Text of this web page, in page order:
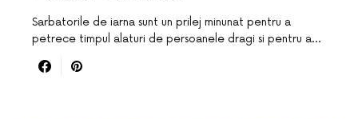
Sarbatorile de iarna sunt un prilej minunat pentru a
petrece timpul alaturi de persoanele dragi si pentru a…